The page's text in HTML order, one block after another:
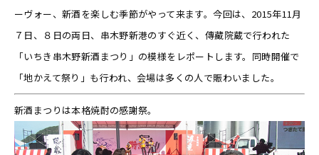
ーヴォー、新酒を楽しむ季節がやって来ます。今回は、2015年11月
７日、８日の両日、串木野新港のすぐ近く、傳藏院蔵で行われた
「いちき串木野新酒まつり」の模様をレポートします。同時開催で
「地かえて祭り」も行われ、会場は多くの人で賑わいました。
新酒まつりは本格焼酎の感謝祭。